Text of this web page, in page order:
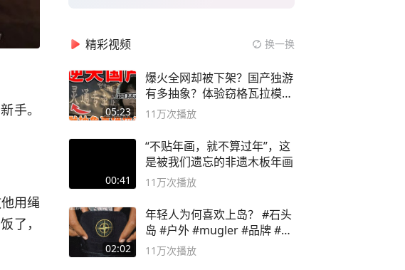
手。
用绳
了，
精彩视频 换一换
05:23
爆火全网却被下架？国产独游
有多抽象？体验窃格瓦拉模拟
器！
11万次播放
00:41
“不贴年画，就不算过年”，这
是被我们遗忘的非遗木板年画
11万次播放
02:02
年轻人为何喜欢上岛？ #石头
岛 #户外 #mugler #品牌 #足
球流氓
11万次播放